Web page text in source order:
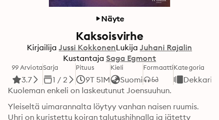
Näyte
Kaksoisvirhe
Kirjailija Jussi KokkonenLukija Juhani Rajalin
Kustantaja Saga Egmont
99 Arviota
3.7
Sarja
1 / 2
Pituus
9T 51M
Kieli
Suomi
FormaattiKategoria
Dekkarit
Kuoleman enkeli on laskeutunut Joensuuhun.
Yleiseltä uimarannalta löytyy vanhan naisen ruumis.
Uhri on kuristettu koiran talutushihnalla ja jätetty